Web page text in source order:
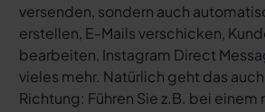
versenden, sondern auch
erstellen, E-Mails verschicken,
bearbeiten, Instagram Direct
vieles mehr. Natürlich geht das
Richtung: Führen Sie z.B. bei einem